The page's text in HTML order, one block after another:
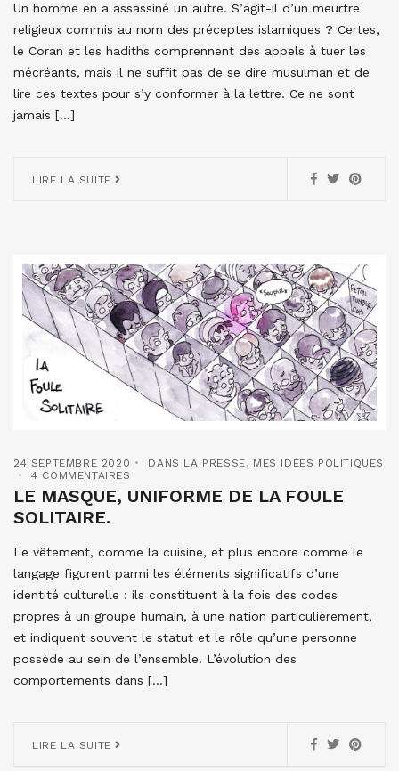
Un homme en a assassiné un autre. S’agit-il d’un meurtre
religieux commis au nom des préceptes islamiques ? Certes,
le Coran et les hadiths comprennent des appels à tuer les
mécréants, mais il ne suffit pas de se dire musulman et de
lire ces textes pour s’y conformer à la lettre. Ce ne sont
jamais […]
LIRE LA SUITE
24 SEPTEMBRE 2020 DANS LA PRESSE, MES IDÉES POLITIQUES
4 COMMENTAIRES
LE MASQUE, UNIFORME DE LA FOULE
SOLITAIRE.
Le vêtement, comme la cuisine, et plus encore comme le
langage figurent parmi les éléments significatifs d’une
identité culturelle : ils constituent à la fois des codes
propres à un groupe humain, à une nation particulièrement,
et indiquent souvent le statut et le rôle qu’une personne
possède au sein de l’ensemble. L’évolution des
comportements dans […]
LIRE LA SUITE